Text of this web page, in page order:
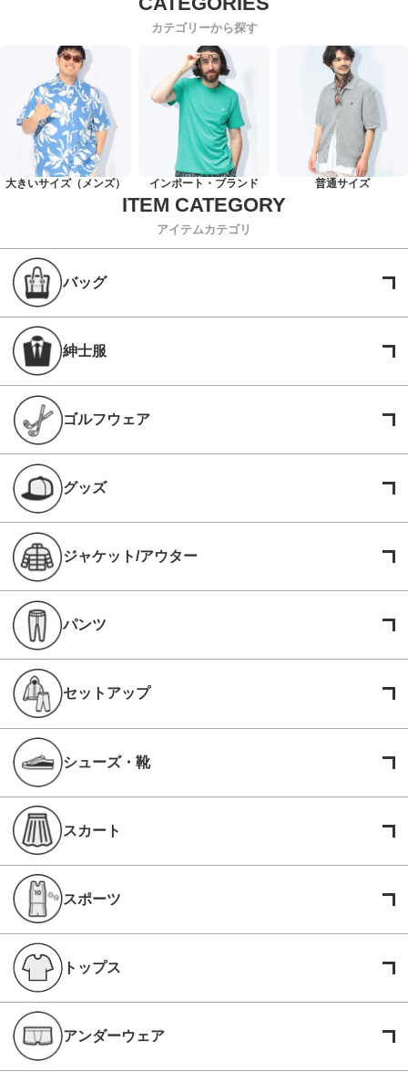
カテゴリーから探す
大きいサイズ（メンズ） インポート・ブランド 普通サイズ
アイテムカテゴリ
バッグ
紳士服
ゴルフウェア
グッズ
ジャケット/アウター
パンツ
セットアップ
シューズ・靴
スカート
スポーツ
トップス
アンダーウェア